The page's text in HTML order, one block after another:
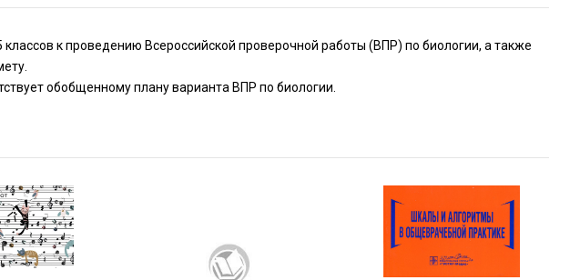
к проведению Всероссийской проверочной работы (ВПР) по биологии, а также
обобщенному плану варианта ВПР по биологии.